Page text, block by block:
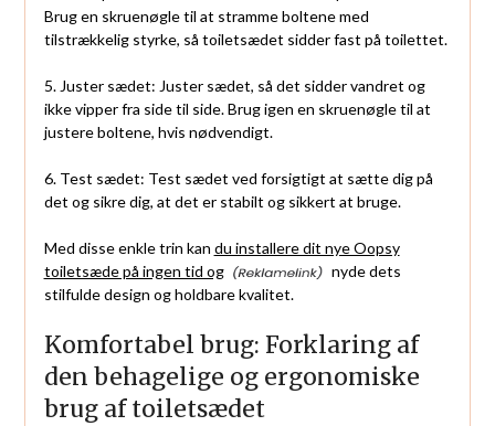
Brug en skruenøgle til at stramme boltene med
tilstrækkelig styrke, så toiletsædet sidder fast på toilettet.
5. Juster sædet: Juster sædet, så det sidder vandret og
ikke vipper fra side til side. Brug igen en skruenøgle til at
justere boltene, hvis nødvendigt.
6. Test sædet: Test sædet ved forsigtigt at sætte dig på
det og sikre dig, at det er stabilt og sikkert at bruge.
Med disse enkle trin kan du installere dit nye Oopsy
toiletsæde på ingen tid og
nyde dets
stilfulde design og holdbare kvalitet.
Komfortabel brug: Forklaring af
den behagelige og ergonomiske
brug af toiletsædet